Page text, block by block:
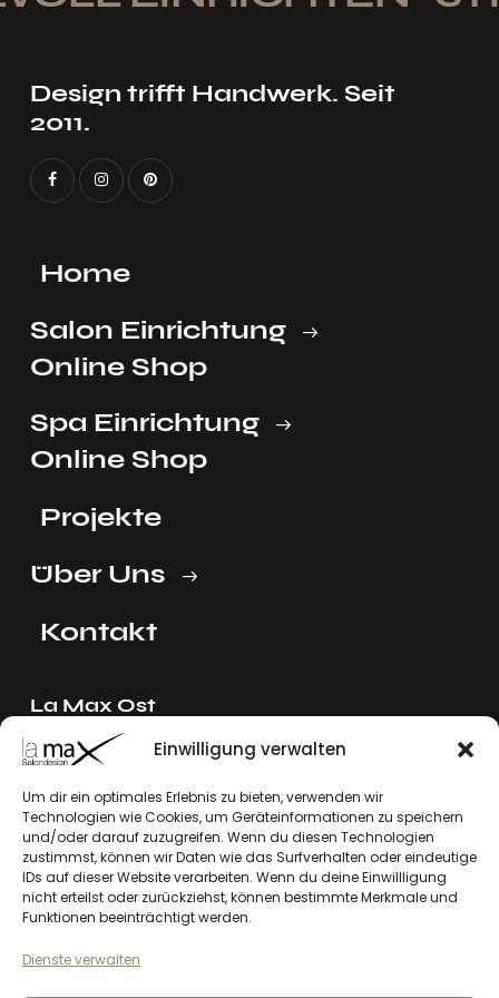
Einwilligung verwalten
Um dir ein optimales Erlebnis zu bieten, verwenden wir
Technologien wie Cookies, um Geräteinformationen zu speichern
und/oder darauf zuzugreifen. Wenn du diesen Technologien
zustimmst, können wir Daten wie das Surfverhalten oder eindeutige
IDs auf dieser Website verarbeiten. Wenn du deine Einwillligung
nicht erteilst oder zurückziehst, können bestimmte Merkmale und
Funktionen beeinträchtigt werden.
Dienste verwalten
Design trifft Handwerk. Seit
2011.
Home
Salon Einrichtung
Online Shop
Spa Einrichtung
Online Shop
Projekte
Über Uns
Kontakt
La Max Ost
Ing. Reinhard Mayer e.U.
Stadlgasse 4
2122 Riedenthal, Austria
E-Mail:mayer[at]lamax.at
+436643432630
La Max West
Andreas Larcher e.U.